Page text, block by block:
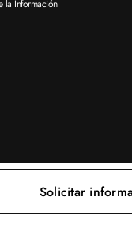
la Información
Profesional © 2026.
Solicitar